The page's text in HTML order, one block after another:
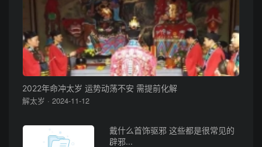
2022年命冲太岁 运势动荡不安 需提前化解
解太岁 · 2024-11-12
戴什么首饰驱邪 这些都是很常见的
辟邪...